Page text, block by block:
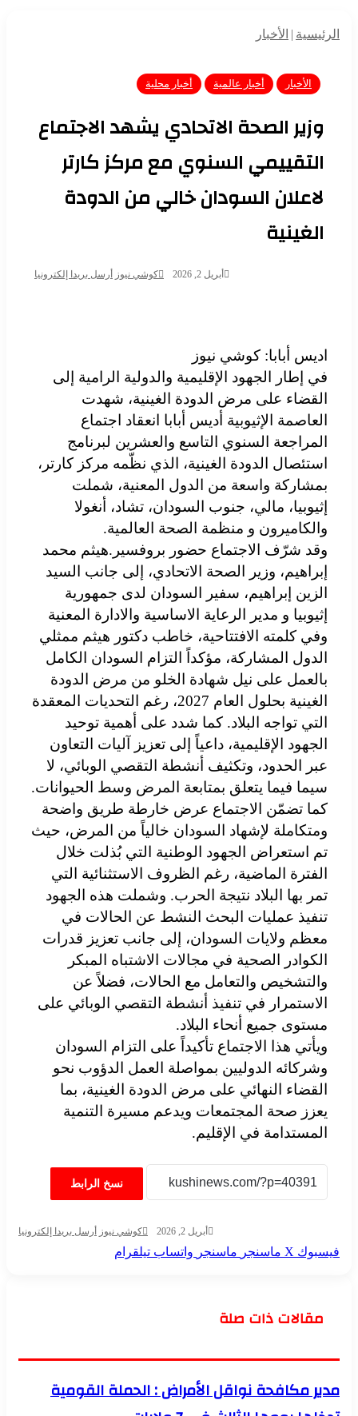
الرئيسية الأخبار
الأخبار أخبار عالمية أخبار محلية
وزير الصحة الاتحادي يشهد الاجتماع
التقييمي السنوي مع مركز كارتر
لاعلان السودان خالي من الدودة
الغينية
كوشي نيوز أرسل بريدا إلكترونيا أبريل 2, 2026
اديس أبابا: كوشي نيوز
في إطار الجهود الإقليمية والدولية الرامية إلى
القضاء على مرض الدودة الغينية، شهدت
العاصمة الإثيوبية أديس أبابا انعقاد اجتماع
المراجعة السنوي التاسع والعشرين لبرنامج
استئصال الدودة الغينية، الذي نظّمه مركز كارتر،
بمشاركة واسعة من الدول المعنية، شملت
إثيوبيا، مالي، جنوب السودان، تشاد، أنغولا
والكاميرون و منظمة الصحة العالمية.
وقد شرّف الاجتماع حضور بروفسير.هيثم محمد
إبراهيم، وزير الصحة الاتحادي، إلى جانب السيد
الزين إبراهيم، سفير السودان لدى جمهورية
إثيوبيا و مدير الرعاية الاساسية والادارة المعنية
وفي كلمته الافتتاحية، خاطب دكتور هيثم ممثلي
الدول المشاركة، مؤكداً التزام السودان الكامل
بالعمل على نيل شهادة الخلو من مرض الدودة
الغينية بحلول العام 2027، رغم التحديات المعقدة
التي تواجه البلاد. كما شدد على أهمية توحيد
الجهود الإقليمية، داعياً إلى تعزيز آليات التعاون
عبر الحدود، وتكثيف أنشطة التقصي الوبائي، لا
سيما فيما يتعلق بمتابعة المرض وسط الحيوانات.
كما تضمّن الاجتماع عرض خارطة طريق واضحة
ومتكاملة لإشهاد السودان خالياً من المرض، حيث
تم استعراض الجهود الوطنية التي بُذلت خلال
الفترة الماضية، رغم الظروف الاستثنائية التي
تمر بها البلاد نتيجة الحرب. وشملت هذه الجهود
تنفيذ عمليات البحث النشط عن الحالات في
معظم ولايات السودان، إلى جانب تعزيز قدرات
الكوادر الصحية في مجالات الاشتباه المبكر
والتشخيص والتعامل مع الحالات، فضلاً عن
الاستمرار في تنفيذ أنشطة التقصي الوبائي على
مستوى جميع أنحاء البلاد.
ويأتي هذا الاجتماع تأكيداً على التزام السودان
وشركائه الدوليين بمواصلة العمل الدؤوب نحو
القضاء النهائي على مرض الدودة الغينية، بما
يعزز صحة المجتمعات ويدعم مسيرة التنمية
المستدامة في الإقليم.
نسخ الرابط
كوشي نيوز أرسل بريدا إلكترونيا أبريل 2, 2026
فيسبوك ‫X ماسنجر ماسنجر واتساب تيلقرام
مقالات ذات صلة
مدير مكافحة نواقل الأمراض : الحملة القومية